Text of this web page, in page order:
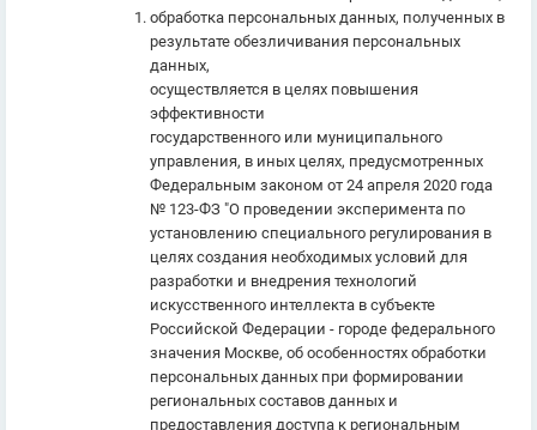
обработка персональных данных, полученных в
результате обезличивания персональных
данных,
осуществляется в целях повышения
эффективности
государственного или муниципального
управления, в иных целях, предусмотренных
Федеральным законом от 24 апреля 2020 года
№ 123-ФЗ "О проведении эксперимента по
установлению специального регулирования в
целях создания необходимых условий для
разработки и внедрения технологий
искусственного интеллекта в субъекте
Российской Федерации - городе федерального
значения Москве, об особенностях обработки
персональных данных при формировании
региональных составов данных и
предоставления доступа к региональным